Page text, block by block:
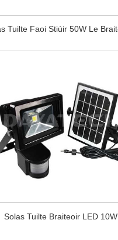
Solas Tuilte Braiteoir LED 10W